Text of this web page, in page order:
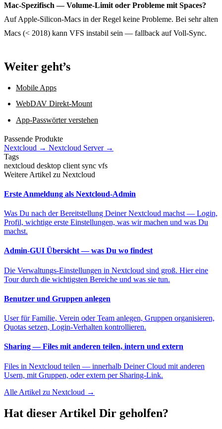
Mac-Spezifisch — Volume-Limit oder Probleme mit Spaces?
Auf Apple-Silicon-Macs in der Regel keine Probleme. Bei sehr alten
Macs (< 2018) kann VFS instabil sein — fallback auf Voll-Sync.
Weiter geht’s
Mobile Apps
WebDAV Direkt-Mount
App-Passwörter verstehen
Passende Produkte
Nextcloud → Nextcloud Server →
Tags
nextcloud desktop client sync vfs
Weitere Artikel zu Nextcloud
Erste Anmeldung als Nextcloud-Admin
Was Du nach der Bereitstellung Deiner Nextcloud machst — Login,
Profil, wichtige erste Einstellungen, was wir machen und was Du
machst.
Admin-GUI Übersicht — was Du wo findest
Die Verwaltungs-Einstellungen in Nextcloud sind groß. Hier eine
Tour durch die wichtigsten Bereiche und was sie tun.
Benutzer und Gruppen anlegen
User für Familie, Verein oder Team anlegen, Gruppen organisieren,
Quotas setzen, Login-Verhalten kontrollieren.
Sharing — Files mit anderen teilen, intern und extern
Files in Nextcloud teilen — innerhalb Deiner Cloud mit anderen
Usern, mit Gruppen, oder extern per Sharing-Link.
Alle Artikel zu Nextcloud →
Hat dieser Artikel Dir geholfen?